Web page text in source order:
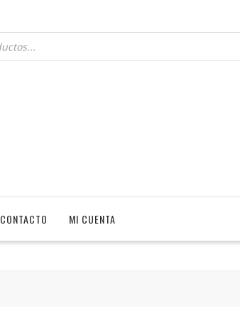
CONTACTO MI CUENTA